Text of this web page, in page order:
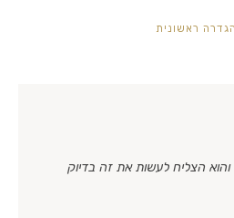
ראשונית
הצליח לעשות את זה בדיוק